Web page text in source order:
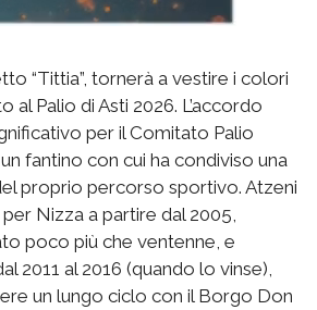
“Tittia”, tornerà a vestire i colori
al Palio di Asti 2026. L’accordo
per il Comitato Palio
fantino con cui ha condiviso una
proprio percorso sportivo. Atzeni
Nizza a partire dal 2005,
poco più che ventenne, e
2011 al 2016 (quando lo vinse),
un lungo ciclo con il Borgo Don